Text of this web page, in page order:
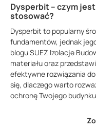
Dysperbit – czym
stosować?
Dysperbit to popularny
fundamentów, jednak
blogu SUEZ Izolacje
materiału oraz
efektywne rozwiązania
się, dlaczego warto
ochronę Twojego budynku